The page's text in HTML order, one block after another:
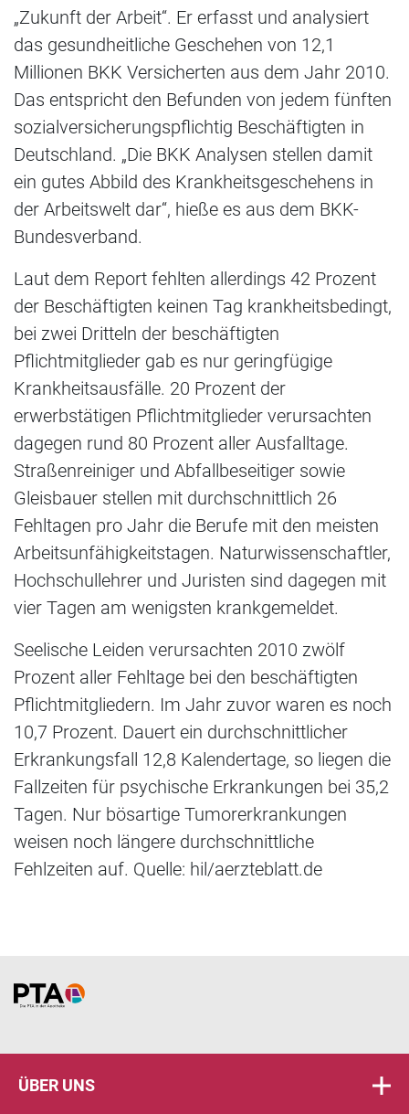
„Zukunft der Arbeit“. Er erfasst und analysiert
das gesundheitliche Geschehen von 12,1
Millionen BKK Versicherten aus dem Jahr 2010.
Das entspricht den Befunden von jedem fünften
sozialversicherungspflichtig Beschäftigten in
Deutschland. „Die BKK Analysen stellen damit
ein gutes Abbild des Krankheitsgeschehens in
der Arbeitswelt dar“, hieße es aus dem BKK-
Bundesverband.
Laut dem Report fehlten allerdings 42 Prozent
der Beschäftigten keinen Tag krankheitsbedingt,
bei zwei Dritteln der beschäftigten
Pflichtmitglieder gab es nur geringfügige
Krankheitsausfälle. 20 Prozent der
erwerbstätigen Pflichtmitglieder verursachten
dagegen rund 80 Prozent aller Ausfalltage.
Straßenreiniger und Abfallbeseitiger sowie
Gleisbauer stellen mit durchschnittlich 26
Fehltagen pro Jahr die Berufe mit den meisten
Arbeitsunfähigkeitstagen. Naturwissenschaftler,
Hochschullehrer und Juristen sind dagegen mit
vier Tagen am wenigsten krankgemeldet.
Seelische Leiden verursachten 2010 zwölf
Prozent aller Fehltage bei den beschäftigten
Pflichtmitgliedern. Im Jahr zuvor waren es noch
10,7 Prozent. Dauert ein durchschnittlicher
Erkrankungsfall 12,8 Kalendertage, so liegen die
Fallzeiten für psychische Erkrankungen bei 35,2
Tagen. Nur bösartige Tumorerkrankungen
weisen noch längere durchschnittliche
Fehlzeiten auf. Quelle: hil/aerzteblatt.de
Home
ÜBER UNS